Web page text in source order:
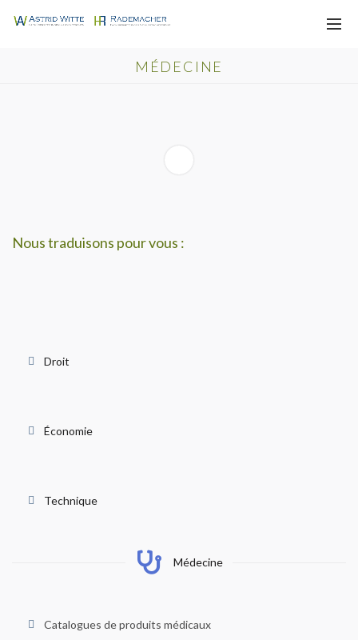
MÉDECINE
Nous traduisons pour vous :
Droit
Économie
Technique
Médecine
Catalogues de produits médicaux